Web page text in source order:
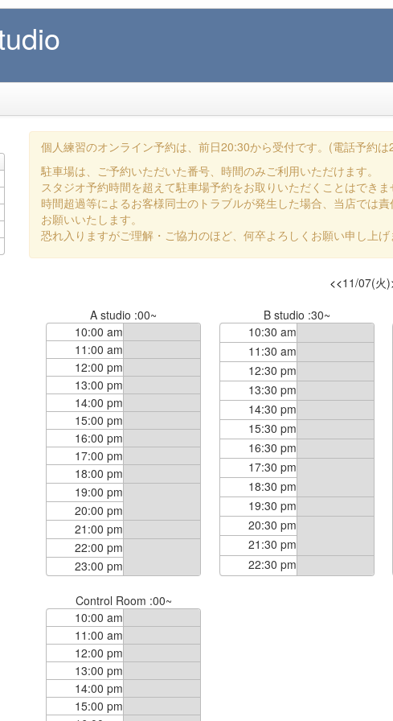
個人練習のオンライン予約は、前日20:30から受付です。(電話予約は
駐車場は、ご予約いただいた番号、時間のみご利用いただけます。
スタジオ予約時間を超えて駐車場予約をお取りいただくことはできま
時間超過等によるお客様同士のトラブルが発生した場合、当店では
お願いいたします。
恐れ入りますがご理解・ご協力のほど、何卒よろしくお願い申し上げ
<<11/07(火)
A studio :00~
10:00 am
11:00 am
12:00 pm
13:00 pm
14:00 pm
15:00 pm
16:00 pm
17:00 pm
18:00 pm
19:00 pm
20:00 pm
21:00 pm
22:00 pm
23:00 pm
B studio :30~
10:30 am
11:30 am
12:30 pm
13:30 pm
14:30 pm
15:30 pm
16:30 pm
17:30 pm
18:30 pm
19:30 pm
20:30 pm
21:30 pm
22:30 pm
Control Room :00~
10:00 am
11:00 am
12:00 pm
13:00 pm
14:00 pm
15:00 pm